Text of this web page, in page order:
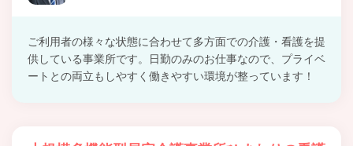
ご利用者の様々な状態に合わせて多方面での介護・看護を提
供している事業所です。日勤のみのお仕事なので、プライベ
ートとの両立もしやすく働きやすい環境が整っています！